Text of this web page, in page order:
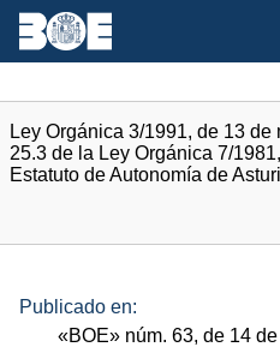
Ley Orgánica 3/1991, de 13
25.3 de la Ley Orgánica 7/
Estatuto de Autonomía de
Publicado en:
«BOE» núm. 63, de 14